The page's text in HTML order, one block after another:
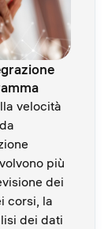
velocità
più
dei
corsi, la
dei dati